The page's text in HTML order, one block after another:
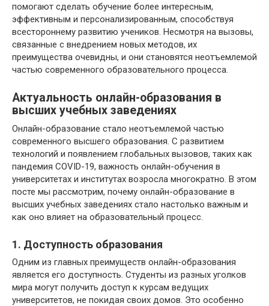
помогают сделать обучение более интересным,
эффективным и персонализированным, способствуя
всестороннему развитию учеников. Несмотря на вызовы,
связанные с внедрением новых методов, их
преимущества очевидны, и они становятся неотъемлемой
частью современного образовательного процесса.
Актуальность онлайн-образования в
высших учебных заведениях
Онлайн-образование стало неотъемлемой частью
современного высшего образования. С развитием
технологий и появлением глобальных вызовов, таких как
пандемия COVID-19, важность онлайн-обучения в
университетах и институтах возросла многократно. В этом
посте мы рассмотрим, почему онлайн-образование в
высших учебных заведениях стало настолько важным и
как оно влияет на образовательный процесс.
1. Доступность образования
Одним из главных преимуществ онлайн-образования
является его доступность. Студенты из разных уголков
мира могут получить доступ к курсам ведущих
университетов, не покидая своих домов. Это особенно